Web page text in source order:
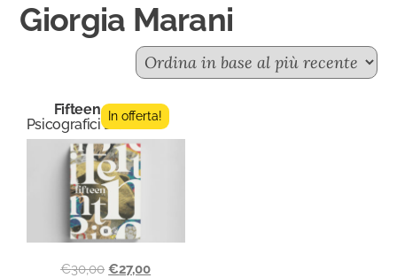
Giorgia Marani
Fifteen n.3
Psicografici Editore
In offerta!
€30,00 €27,00